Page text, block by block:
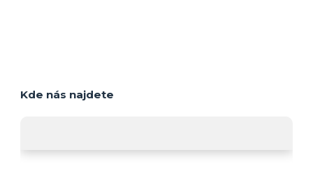
Kde nás najdete